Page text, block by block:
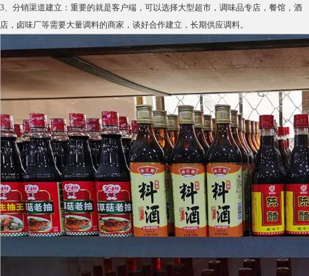
3、分销渠道建立：重要的就是客户端，可以选择大型超市，调味品专店，餐馆，酒
店，卤味厂等需要大量调料的商家，谈好合作建立，长期供应调料。